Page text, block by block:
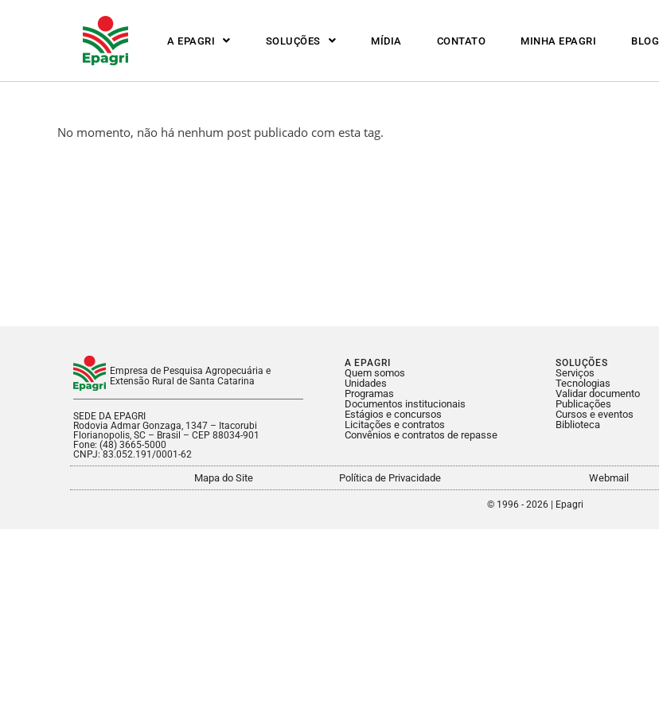
A EPAGRI SOLUÇÕES MÍDIA CONTATO MINHA EPAGRI BLOG
No momento, não há nenhum post publicado com esta tag.
Empresa de Pesquisa Agropecuária e
Extensão Rural de Santa Catarina
SEDE DA EPAGRI
Rodovia Admar Gonzaga, 1347 – Itacorubi
Florianopolis, SC – Brasil – CEP 88034-901
Fone: (48) 3665-5000
CNPJ: 83.052.191/0001-62
A EPAGRI
Quem somos
Unidades
Programas
Documentos institucionais
Estágios e concursos
Licitações e contratos
Convênios e contratos de repasse
SOLUÇÕES
Serviços
Tecnologias
Validar documento
Publicações
Cursos e eventos
Biblioteca
Mapa do Site Política de Privacidade Webmail
© 1996 - 2026 | Epagri